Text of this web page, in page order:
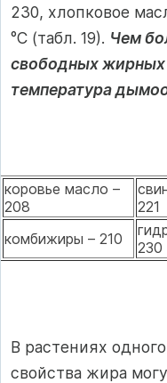
230, хлопковое
°С (табл. 19). Чем
сво­бодных жирных
температура
коровье масло –
208
221
комбижиры – 210
230
В растениях
свойства жира